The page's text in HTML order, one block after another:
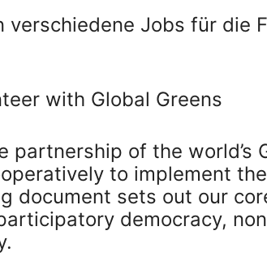
verschiedene Jobs für die
with Global Greens
partnership of the world’s
to implement
document sets out our
democracy,